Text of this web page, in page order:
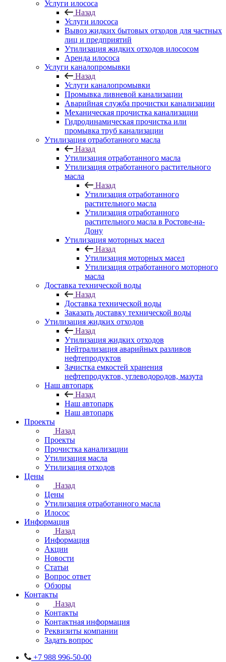
Услуги илососа
Назад
Услуги илососа
Вывоз жидких бытовых отходов для частных
лиц и предприятий
Утилизация жидких отходов илососом
Аренда илососа
Услуги каналопромывки
Назад
Услуги каналопромывки
Промывка ливневой канализации
Аварийная служба прочистки канализации
Механическая прочистка канализации
Гидродинамическая прочистка или
промывка труб канализации
Утилизация отработанного масла
Назад
Утилизация отработанного масла
Утилизация отработанного растительного
масла
Назад
Утилизация отработанного
растительного масла
Утилизация отработанного
растительного масла в Ростове-на-
Дону
Утилизация моторных масел
Назад
Утилизация моторных масел
Утилизация отработанного моторного
масла
Доставка технической воды
Назад
Доставка технической воды
Заказать доставку технической воды
Утилизация жидких отходов
Назад
Утилизация жидких отходов
Нейтрализация аварийных разливов
нефтепродуктов
Зачистка емкостей хранения
нефтепродуктов, углеводородов, мазута
Наш автопарк
Назад
Наш автопарк
Наш автопарк
Проекты
Назад
Проекты
Прочистка канализации
Утилизация масла
Утилизация отходов
Цены
Назад
Цены
Утилизация отработанного масла
Илосос
Информация
Назад
Информация
Акции
Новости
Статьи
Вопрос ответ
Обзоры
Контакты
Назад
Контакты
Контактная информация
Реквизиты компании
Задать вопрос
+7 988 996-50-00